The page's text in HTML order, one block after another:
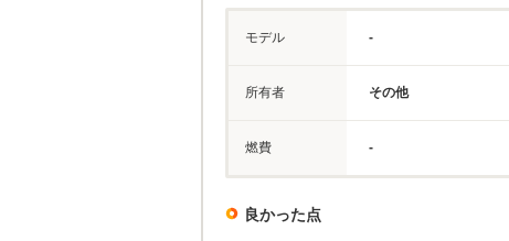
モデル -
所有者 その他
燃費 -
良かった点